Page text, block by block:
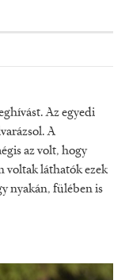
Az egyedi
A
az volt, hogy
voltak láthatók ezek
nyakán, fülében is